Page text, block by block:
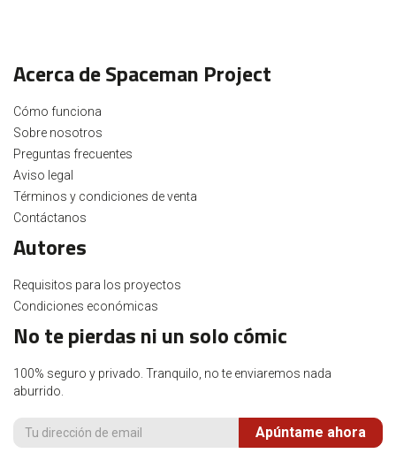
Acerca de Spaceman Project
Cómo funciona
Sobre nosotros
Preguntas frecuentes
Aviso legal
Términos y condiciones de venta
Contáctanos
Autores
Requisitos para los proyectos
Condiciones económicas
No te pierdas ni un solo cómic
100% seguro y privado. Tranquilo, no te enviaremos nada
aburrido.
Apúntame ahora